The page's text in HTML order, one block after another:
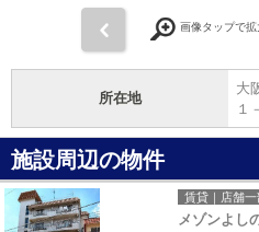
画像タップで拡
所在地
大
１
施設周辺の物件
賃貸｜店舗一
メゾンよし